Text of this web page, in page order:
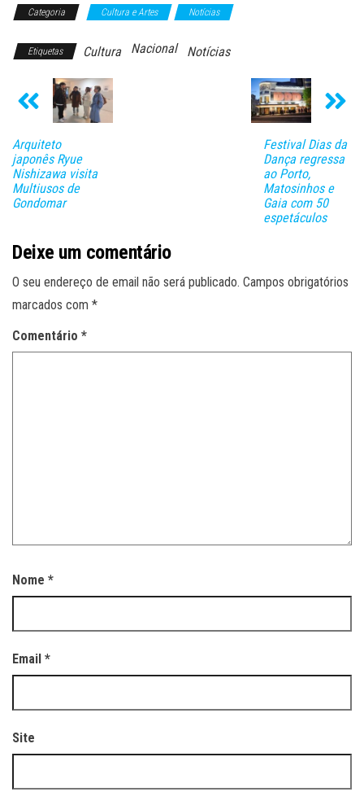
Categoria Cultura e Artes Notícias
Etiquetas Cultura Nacional Notícias
Arquiteto
japonês Ryue
Nishizawa visita
Multiusos de
Gondomar
Festival Dias da
Dança regressa
ao Porto,
Matosinhos e
Gaia com 50
espetáculos
Deixe um comentário
O seu endereço de email não será publicado. Campos obrigatórios
marcados com *
Comentário *
Nome *
Email *
Site